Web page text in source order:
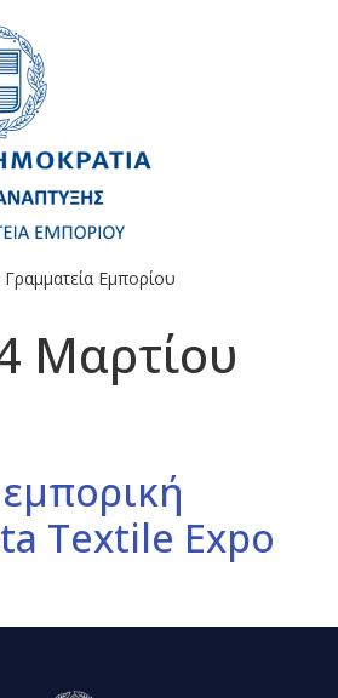
Εμπορίου
Μαρτίου
Textile Expo